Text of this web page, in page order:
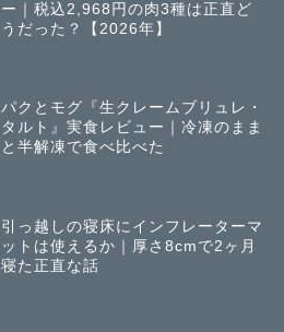
ー｜税込2,968円の肉3種は正直ど
うだった？【2026年】
パクとモグ『生クレームブリュレ・
タルト』実食レビュー｜冷凍のまま
と半解凍で食べ比べた
引っ越しの寝床にインフレーターマ
ットは使えるか｜厚さ8cmで2ヶ月
寝た正直な話